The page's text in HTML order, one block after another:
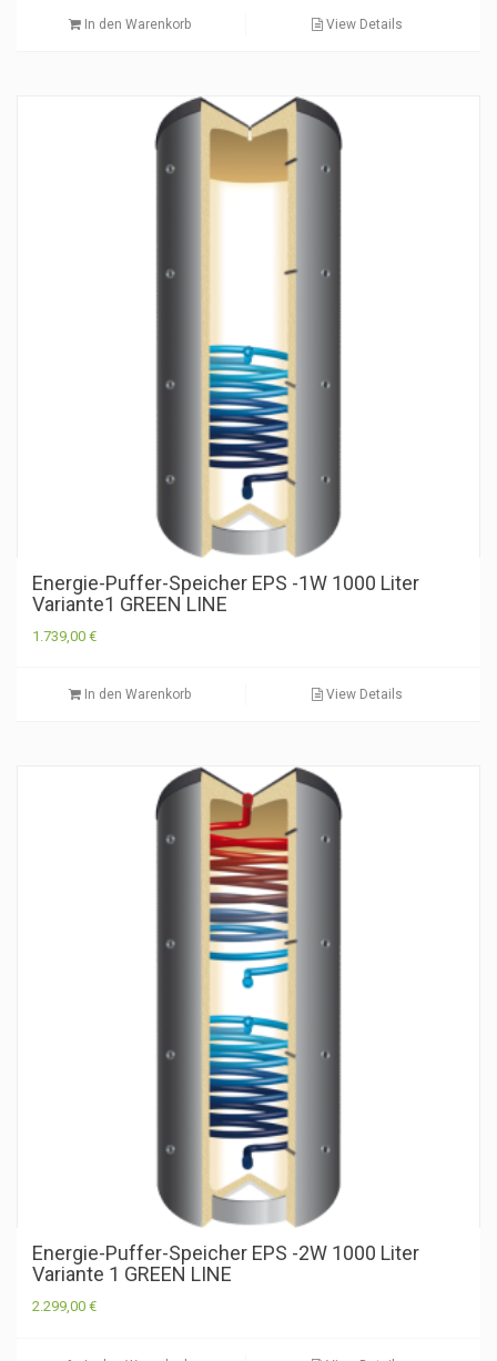
In den Warenkorb View Details
Energie-Puffer-Speicher EPS -1W 1000 Liter
Variante1 GREEN LINE
1.739,00 €
In den Warenkorb View Details
Energie-Puffer-Speicher EPS -2W 1000 Liter
Variante 1 GREEN LINE
2.299,00 €